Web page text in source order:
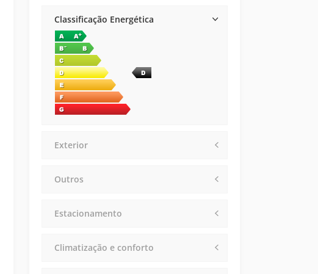
Classificação Energética
Exterior
Outros
Estacionamento
Climatização e conforto